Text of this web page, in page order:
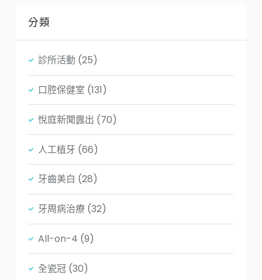
分類
診所活動 (25)
口腔保健室 (131)
悅庭新聞露出 (70)
人工植牙 (66)
牙齒美白 (28)
牙周病治療 (32)
All-on-4 (9)
全瓷冠 (30)